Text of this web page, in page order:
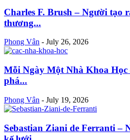
Charles F. Brush – Người tạo
thương...
Phong Vân - July 26, 2026
Mỗi Ngày Một Nhà Khoa
phá...
Phong Vân - July 19, 2026
Sebastian Ziani de Ferranti –